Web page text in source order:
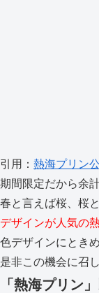
引用： 熱海プリン
期間限定だから余
春と言えば桜、桜
デザインが人気の
色デザインにとき
是非この機会に召
「熱海プリン